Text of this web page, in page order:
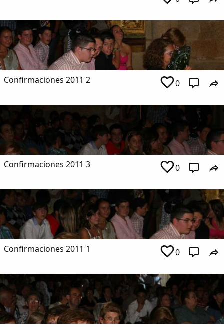
Confirmaciones 2011 2 0
Confirmaciones 2011 3 0
Confirmaciones 2011 1 0